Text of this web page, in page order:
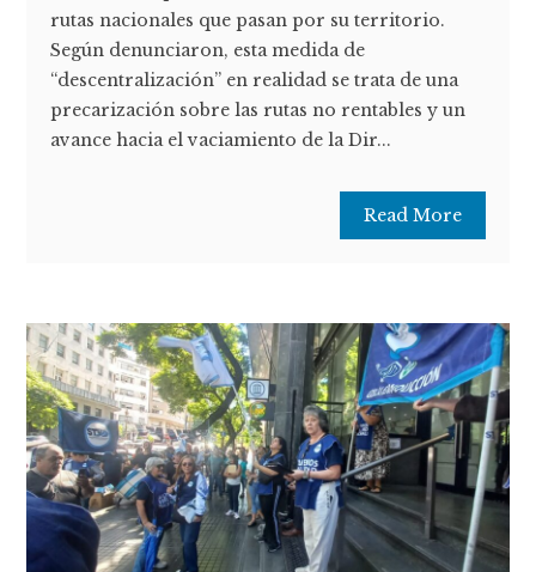
rutas nacionales que pasan por su territorio.
Según denunciaron, esta medida de
“descentralización” en realidad se trata de una
precarización sobre las rutas no rentables y un
avance hacia el vaciamiento de la Dir...
Read More